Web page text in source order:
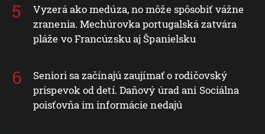
Vyzerá ako medúza, no môže spôsobiť vážne
zranenia. Mechúrovka portugalská zatvára
pláže vo Francúzsku aj Španielsku
Seniori sa začínajú zaujímať o rodičovský
príspevok od detí. Daňový úrad ani Sociálna
poisťovňa im informácie nedajú